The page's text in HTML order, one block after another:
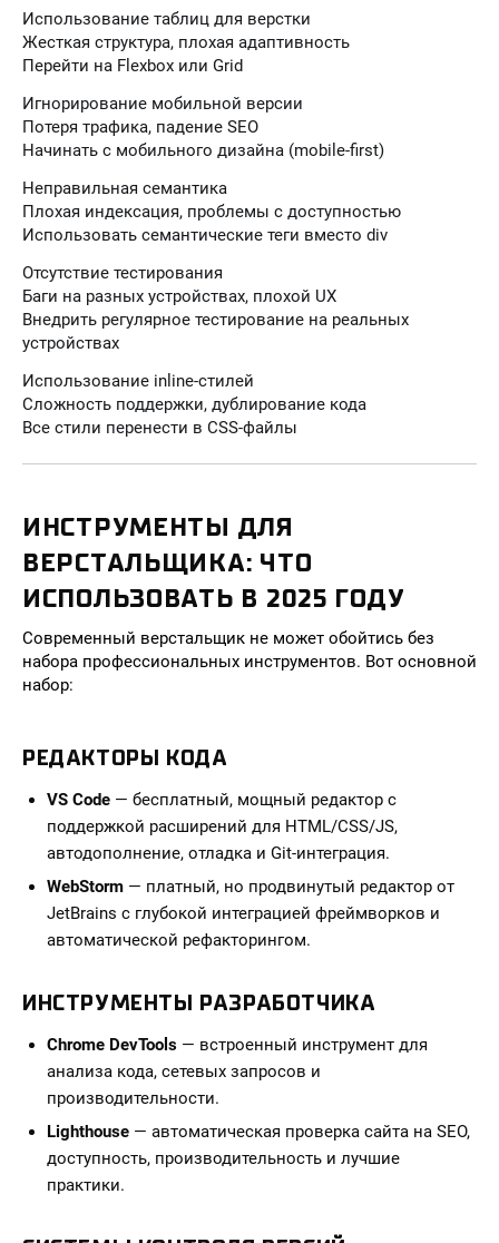
Использование таблиц для верстки
Жесткая структура, плохая адаптивность
Перейти на Flexbox или Grid
Игнорирование мобильной версии
Потеря трафика, падение SEO
Начинать с мобильного дизайна (mobile-first)
Неправильная семантика
Плохая индексация, проблемы с доступностью
Использовать семантические теги вместо div
Отсутствие тестирования
Баги на разных устройствах, плохой UX
Внедрить регулярное тестирование на реальных
устройствах
Использование inline-стилей
Сложность поддержки, дублирование кода
Все стили перенести в CSS-файлы
ИНСТРУМЕНТЫ ДЛЯ
ВЕРСТАЛЬЩИКА: ЧТО
ИСПОЛЬЗОВАТЬ В 2025 ГОДУ
Современный верстальщик не может обойтись без
набора профессиональных инструментов. Вот основной
набор:
РЕДАКТОРЫ КОДА
VS Code — бесплатный, мощный редактор с
поддержкой расширений для HTML/CSS/JS,
автодополнение, отладка и Git-интеграция.
WebStorm — платный, но продвинутый редактор от
JetBrains с глубокой интеграцией фреймворков и
автоматической рефакторингом.
ИНСТРУМЕНТЫ РАЗРАБОТЧИКА
Chrome DevTools — встроенный инструмент для
анализа кода, сетевых запросов и
производительности.
Lighthouse — автоматическая проверка сайта на SEO,
доступность, производительность и лучшие
практики.